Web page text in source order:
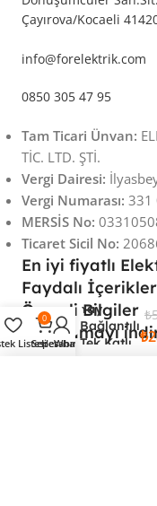
Çayırova/Kocaeli
info@forelektrik.com
0850 305 47 95
Tam Ticari Ünvan:
TİC. LTD. ŞTİ.
Vergi Dairesi:
Vergi Numarası: 331
MERSİS No:
Ticaret Sicil No:
En iyi fiyatlı
Faydalı İçerikler
Önemli Bilgiler
Uygulamayı
ONKA
Klemens
Yay
Bağlantılı
Tek Katlı
₺
₺
Listesi
0
Sepet
Hesabım
Whatsapp